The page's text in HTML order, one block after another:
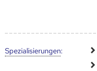
Speziali­sierungen: